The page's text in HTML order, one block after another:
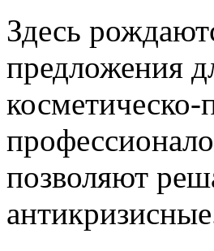
Здесь
предложения
позволяют